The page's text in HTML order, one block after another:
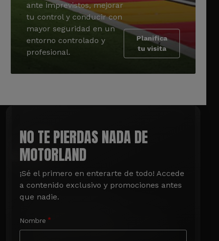
ante imprevistos, mejorar
tu control y conducir con
mayor seguridad en un
entorno controlado y
profesional.
Planifica
tu visita
NO TE PIERDAS NADA DE
MOTORLAND
¡Sé el primero en enterarte de todo! Accede
a contenido exclusivo y promociones antes
que nadie.
Nombre